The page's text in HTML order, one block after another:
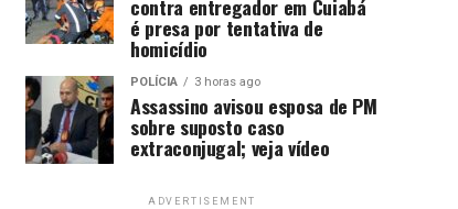
contra entregador em Cuiabá
é presa por tentativa de
homicídio
POLÍCIA 3 horas ago
Assassino avisou esposa de PM
sobre suposto caso
extraconjugal; veja vídeo
ADVERTISEMENT